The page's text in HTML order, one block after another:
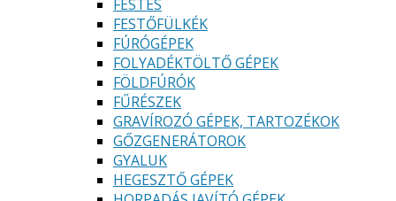
FESTÉS
FESTŐFÜLKÉK
FÚRÓGÉPEK
FOLYADÉKTÖLTŐ GÉPEK
FÖLDFÚRÓK
FŰRÉSZEK
GRAVÍROZÓ GÉPEK, TARTOZÉKOK
GŐZGENERÁTOROK
GYALUK
HEGESZTŐ GÉPEK